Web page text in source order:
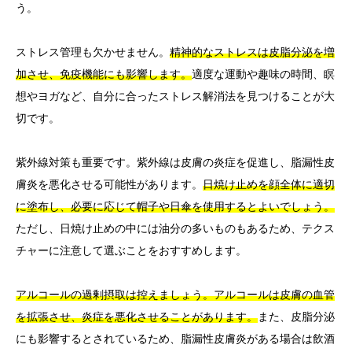
う。
ストレス管理も欠かせません。 精神的なストレスは皮脂分泌を増
加させ、免疫機能にも影響します。適度な運動や趣味の時間、瞑
想やヨガなど、自分に合ったストレス解消法を見つけることが大
切です。
紫外線対策も重要です。紫外線は皮膚の炎症を促進し、脂漏性皮
膚炎を悪化させる可能性があります。 日焼け止めを顔全体に適切
に塗布し、必要に応じて帽子や日傘を使用するとよいでしょう。
ただし、日焼け止めの中には油分の多いものもあるため、テクス
チャーに注意して選ぶことをおすすめします。
アルコールの過剰摂取は控えましょう。アルコールは皮膚の血管
を拡張させ、炎症を悪化させることがあります。また、皮脂分泌
にも影響するとされているため、脂漏性皮膚炎がある場合は飲酒